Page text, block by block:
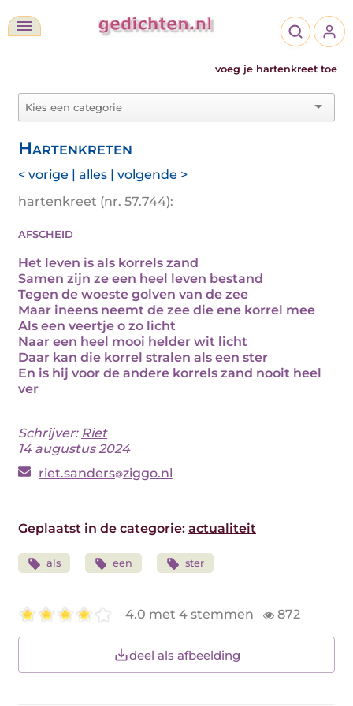
voeg je hartenkreet toe
Hartenkreten
< vorige | alles | volgende >
hartenkreet (nr. 57.744):
afscheid
Het leven is als korrels zand
Samen zijn ze een heel leven bestand
Tegen de woeste golven van de zee
Maar ineens neemt de zee die ene korrel mee
Als een veertje o zo licht
Naar een heel mooi helder wit licht
Daar kan die korrel stralen als een ster
En is hij voor de andere korrels zand nooit heel
ver
Schrijver: Riet
14 augustus 2024
riet.sanders ziggo.nl
Geplaatst in de categorie: actualiteit
als een ster
4.0 met 4 stemmen 872
deel als afbeelding